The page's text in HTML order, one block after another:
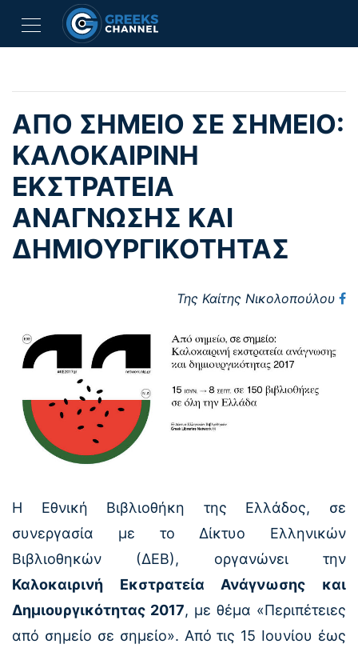
ΑΠΌ ΣΗΜΕΊΟ ΣΕ ΣΗΜΕΊΟ:
ΚΑΛΟΚΑΙΡΙΝΉ
ΕΚΣΤΡΑΤΕΊΑ
ΑΝΆΓΝΩΣΗΣ ΚΑΙ
ΔΗΜΙΟΥΡΓΙΚΌΤΗΤΑΣ
Της Καίτης Νικολοπούλου
Η Εθνική Βιβλιοθήκη της Ελλάδος, σε
συνεργασία με το Δίκτυο Ελληνικών
Βιβλιοθηκών (ΔΕΒ), οργανώνει την
Καλοκαιρινή Εκστρατεία Ανάγνωσης και
Δημιουργικότητας 2017, με θέμα «Περιπέτειες
από σημείο σε σημείο». Από τις 15 Ιουνίου έως